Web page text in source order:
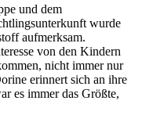
und dem
wurde
aufmerksam.
von den Kindern
nicht immer nur
erinnert sich an ihre
es immer das Größte,